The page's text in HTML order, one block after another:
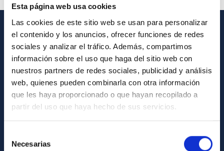
Esta página web usa cookies
Las cookies de este sitio web se usan para personalizar
el contenido y los anuncios, ofrecer funciones de redes
sociales y analizar el tráfico. Además, compartimos
información sobre el uso que haga del sitio web con
nuestros partners de redes sociales, publicidad y análisis
web, quienes pueden combinarla con otra información
que les haya proporcionado o que hayan recopilado a
partir del uso que haya hecho de sus servicios.
Necesarias
INFORMACIÓN GENERAL
Contacto
Cómo llegar al IAC
Directorio de personal
Biblioteca